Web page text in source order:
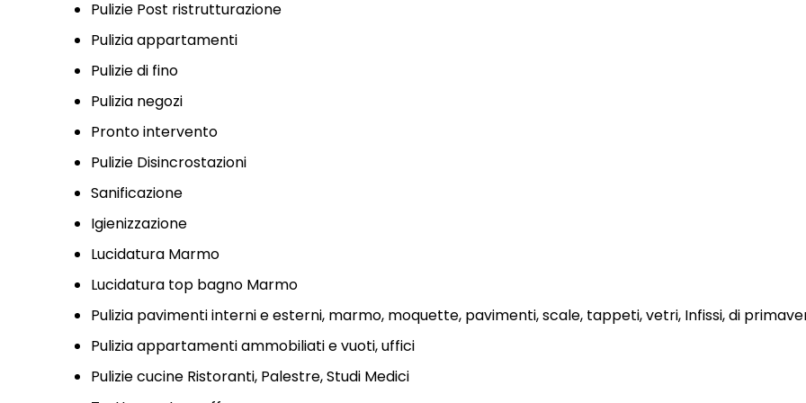
Pulizie Post ristrutturazione
Pulizia appartamenti
Pulizie di fino
Pulizia negozi
Pronto intervento
Pulizie Disincrostazioni
Sanificazione
Igienizzazione
Lucidatura Marmo
Lucidatura top bagno Marmo
Pulizia pavimenti interni e esterni, marmo, moquette, pavimenti, scale, tappeti, vetri, Infissi, di
Pulizia appartamenti ammobiliati e vuoti, uffici
Pulizie cucine Ristoranti, Palestre, Studi Medici